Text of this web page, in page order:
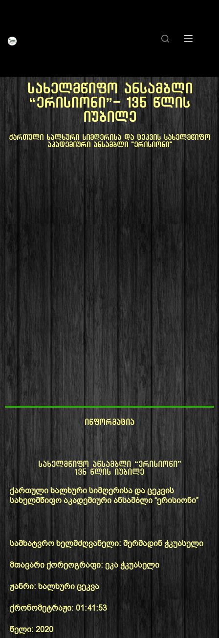
სახელმწიფო ანსამბლი
“ერისიონი”- 135 წლის
იუბილე
ქართული ხალხური სიმღერისა და ცეკვის სახელმწიფო
აკადემიური ანსამბლი "ერისიონი"
ინფორმაცია
სახელმწიფო ანსამბლი “ერისიონი”
135 წლის იუბილე
ქართული ხალხური სიმღერისა და ცეკვის
სახელმწიფო აკადემიური ანსამბლი “ერისიონი”
სამხატვრო ხელმძღვანელი: შერმადინ ჭკუასელი
მთავარი ქორეოგრაფი: ეკა ჭკუასელი
ჟანრი: ხალხური ცეკვა
ქრონომეტრაჟი: 01:41:53
წელი: 2020